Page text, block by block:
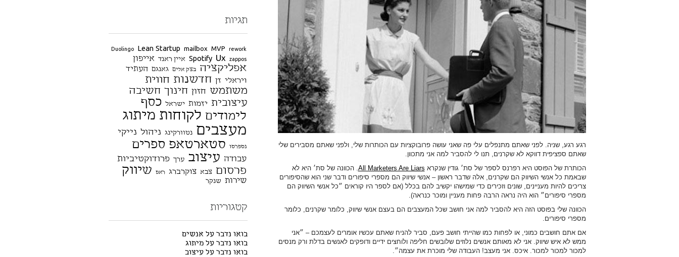
רגע רגע, שניה. לפני שאתם מתנפלים עלי פה שאני עושה פרובוקציות עם הכותרות שלי, ולפני שאתם מסבירים שלי
שאתם ספציפית דווקא לא שקרנים, תנו לי להסביר למה אני מתכוון.
הכותרת של הפוסט היא רפרנס לספר של סת׳ גודין שנקרא All Marketers Are Liars . הכוונה של סת׳ היא לא
שבאמת כל אנשי השיווק הם שקרנים, אלה שדבר ראשון – אנשי שיווק הם מספרי סיפורים ודבר שני הוא שהסיפורים
צריכים להיות מעניינים, שונים וזכירים כדי שמישהו יקשיב להם בכלל (אם לספר היו קוראים ״כל אנשי השיווק הם
מספרי סיפורים״ הוא היה נראה הרבה פחות מעניין ומוכר כנראה).
הכוונה שלי בפוסט הזה היא להסביר למה אני חושב שכל המעצבים הם בעצם אנשי שיווק, כלומר שקרנים, כלומר
מספרי סיפורים.
אם אתם חושבים כמוני, או לפחות כמו שהייתי חושב פעם, סביר להניח שאתם עכשיו אומרים לעצמכם – ״אני
ממש לא איש שיווק. אני לא מאותם אנשים נלוזים שלובשים חליפה ולוחצים ידיים ודופקים לאנשים בדלת ורק מנסים
למכור למכור למכור. איכס. אני מעצב! העבודה שלי מוכרת את עצמה״.
תגיות
Duolingo Lean Startup mailbox MVP rework
Spotify Ux zappos איין ראנד אייפון
אפליקציה בצק אלים גאנגם העתיד
ויראלי זן חדשנות חווית
משתמש חזון חינוך חשיבה
עיצובית יזמות ישראל כסף
לימודים לקוחות מיתוג
מעצבים נטוורקינג ניהול נייקי
נספרסו סטארטאפ ספרים
עבודה עיצוב ערך פרודוקטיביות
פרסום צבא צוקרברג ראפ שיווק
שירות שנקר
קטגוריות
בואו נדבר על אנשים
בואו נדבר על מיתוג
בואו נדבר על עיצוב